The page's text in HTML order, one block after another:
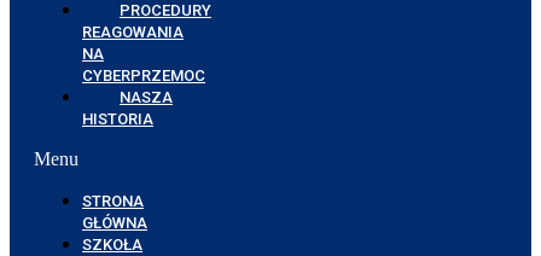
PROCEDURY
REAGOWANIA
NA
CYBERPRZEMOC
NASZA
HISTORIA
Menu
STRONA
GŁÓWNA
SZKOŁA